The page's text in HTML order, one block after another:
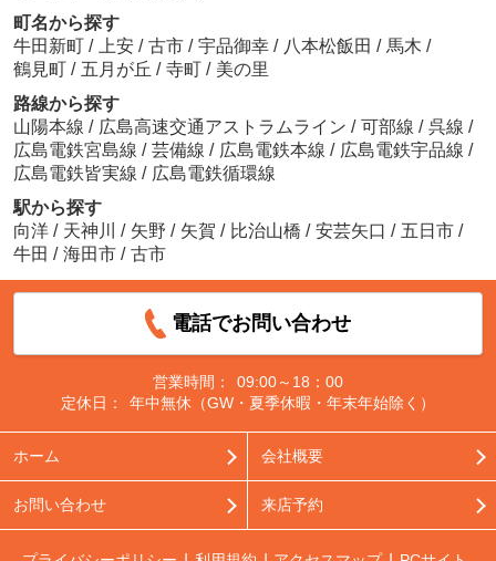
町名から探す
牛田新町 / 上安 / 古市 / 宇品御幸 / 八本松飯田 / 馬木 /
鶴見町 / 五月が丘 / 寺町 / 美の里
路線から探す
山陽本線 / 広島高速交通アストラムライン / 可部線 / 呉線 /
広島電鉄宮島線 / 芸備線 / 広島電鉄本線 / 広島電鉄宇品線 /
広島電鉄皆実線 / 広島電鉄循環線
駅から探す
向洋 / 天神川 / 矢野 / 矢賀 / 比治山橋 / 安芸矢口 / 五日市 /
牛田 / 海田市 / 古市
電話でお問い合わせ
営業時間：
09:00～18：00
定休日：
年中無休（GW・夏季休暇・年末年始除く）
ホーム 会社概要
お問い合わせ 来店予約